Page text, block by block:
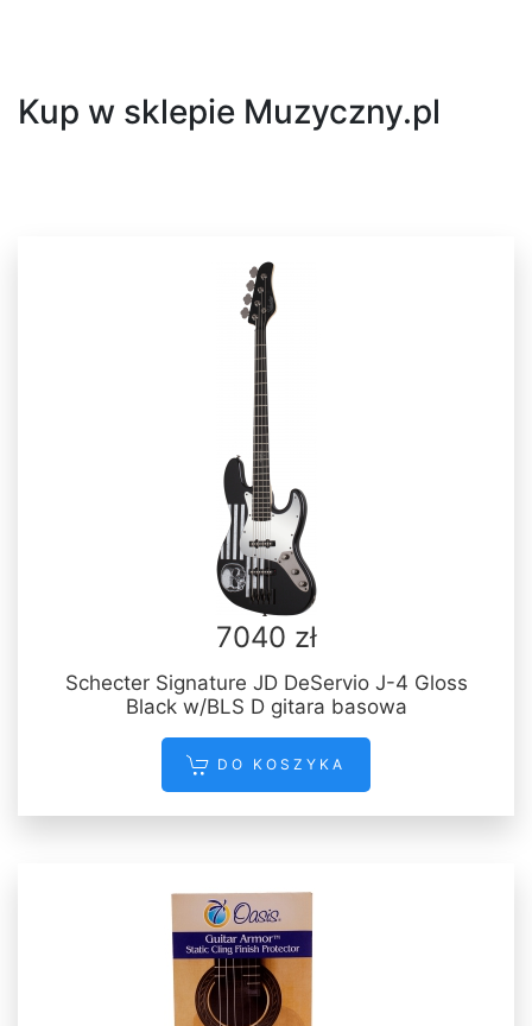
Kup w sklepie Muzyczny.pl
7040 zł
Schecter Signature JD DeServio J-4 Gloss
Black w/BLS D gitara basowa
DO KOSZYKA